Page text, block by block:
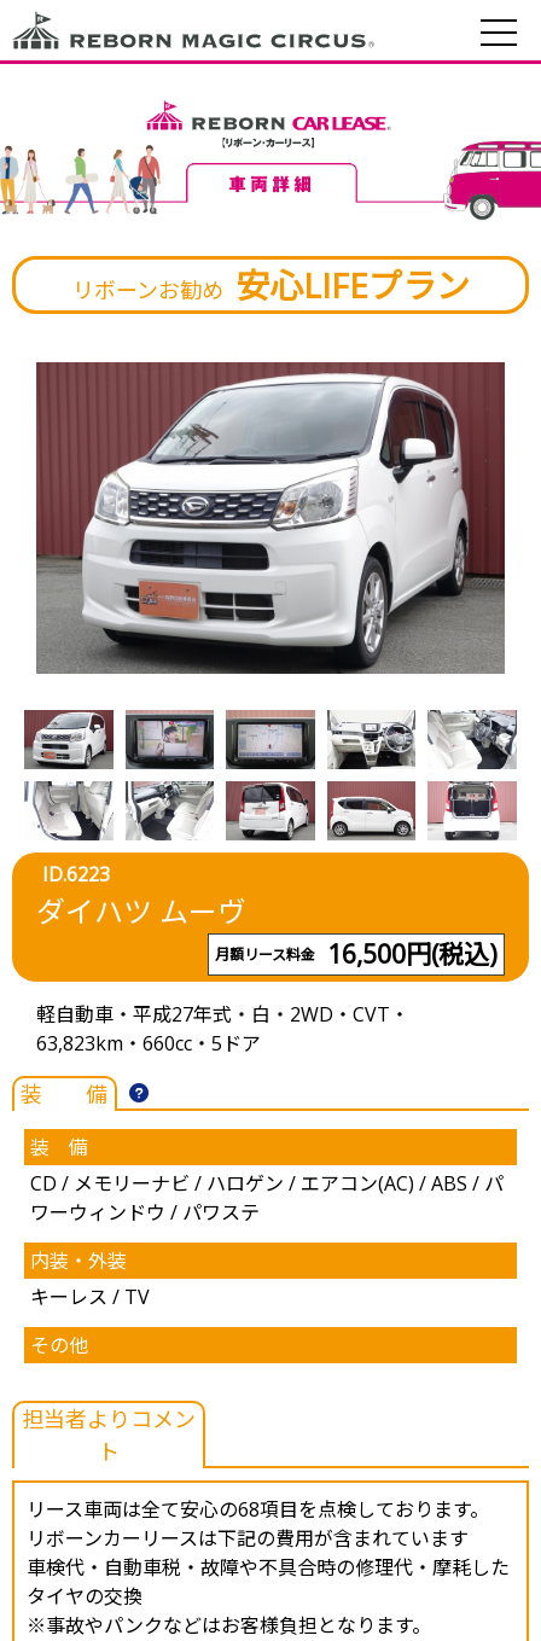
リボーンお勧め 安心LIFEプラン
ID.6223
ダイハツ ムーヴ
月額リース料金 16,500円(税込)
軽自動車・平成27年式・白・2WD・CVT・
63,823km・660cc・5ドア
装 備
装 備
CD / メモリーナビ / ハロゲン / エアコン(AC) / ABS / パ
ワーウィンドウ / パワステ
内装・外装
キーレス / TV
その他
担当者よりコメン
ト
リース車両は全て安心の68項目を点検しております。
リボーンカーリースは下記の費用が含まれています
車検代・自動車税・故障や不具合時の修理代・摩耗した
タイヤの交換
※事故やパンクなどはお客様負担となります。